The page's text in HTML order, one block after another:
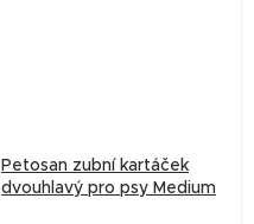
Petosan zubní kartáček
dvouhlavý pro psy Medium